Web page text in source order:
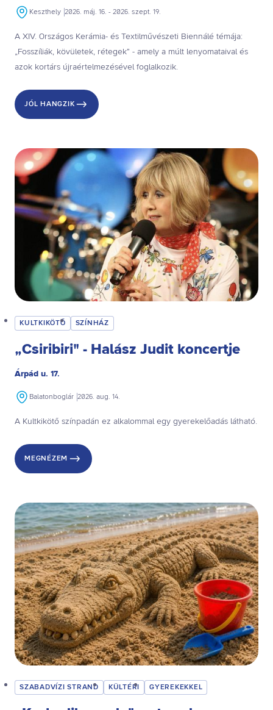
Keszthely 2026. máj. 16. - 2026. szept. 19.
A XIV. Országos Kerámia- és Textilművészeti Biennálé témája:
„Fosszíliák, kövületek, rétegek” - amely a múlt lenyomataival és
azok kortárs újraértelmezésével foglalkozik.
JÓL HANGZIK
KULTKIKÖTŐ SZÍNHÁZ
„Csiribiri" - Halász Judit koncertje
Árpád u. 17.
Balatonboglár 2026. aug. 14.
A Kultkikötő színpadán ez alkalommal egy gyerekelőadás látható.
MEGNÉZEM
SZABADVÍZI STRAND KÜLTÉRI GYEREKEKKEL